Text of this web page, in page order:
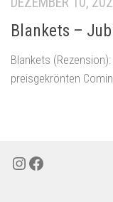
Blankets –
Blankets
preisgekrönten
Instagram
Facebook